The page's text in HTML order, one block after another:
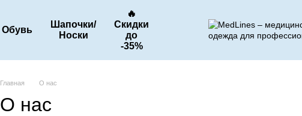
Обувь
Шапочки/
Носки
🔥
Скидки
до
-35%
Главная О нас
О нас